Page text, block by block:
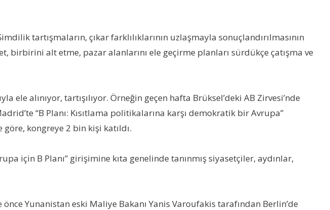
tartışmaların, çıkar farklılıklarının uzlaşmayla sonuçlandırılmasının
birbirini alt etme, pazar alanlarını ele geçirme planları sürdükçe çatışma ve
ele alınıyor, tartışılıyor. Örneğin geçen hafta Brüksel’deki AB Zirvesi’nde
“B Planı: Kısıtlama politikalarına karşı demokratik bir Avrupa”
kongreye 2 bin kişi katıldı.
için B Planı” girişimine kıta genelinde tanınmış siyasetçiler, aydınlar,
Yunanistan eski Maliye Bakanı Yanis Varoufakis tarafından Berlin’de